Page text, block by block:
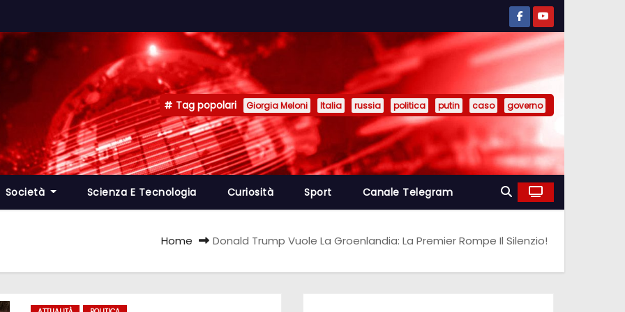
Tag popolari Giorgia Meloni Italia russia politica putin caso governo
Società Scienza E Tecnologia Curiosità Sport Canale Telegram
Home Donald Trump Vuole La Groenlandia: La Premier Rompe Il Silenzio!